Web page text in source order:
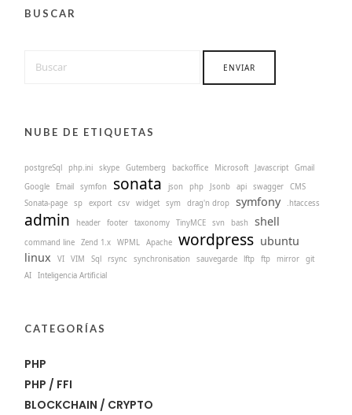
BUSCAR
NUBE DE ETIQUETAS
postgreSql php.ini skype Gutemberg backoffice Microsoft Javascript
Gmail
Google
Email symfon sonata json php Jsonb api swagger
CMS
Sonata-page
sp export csv widget sym drag'n drop symfony .htaccess
admin header footer taxonomy TinyMCE svn bash shell
command line Zend 1.x WPML Apache wordpress ubuntu
linux
VI VIM Sql rsync synchronisation sauvegarde lftp ftp mirror
git
AI
Inteligencia Artificial
CATEGORÍAS
PHP
PHP / FFI
BLOCKCHAIN / CRYPTO